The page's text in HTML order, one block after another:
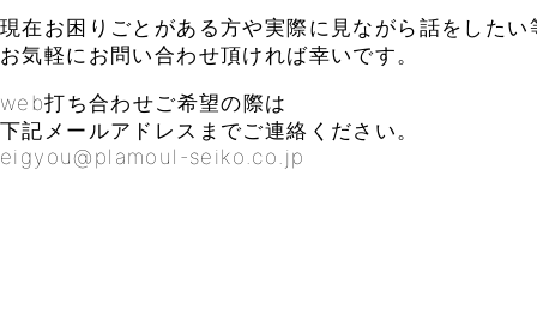
現在お困りごとがある方や実際に見ながら話をしたい
お気軽にお問い合わせ頂ければ幸いです。
web打ち合わせご希望の際は
下記メールアドレスまでご連絡ください。
eigyou@plamoul-seiko.co.jp